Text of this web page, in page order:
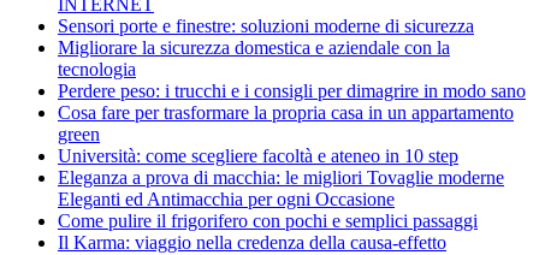
INTERNET
Sensori porte e finestre: soluzioni moderne di sicurezza
Migliorare la sicurezza domestica e aziendale con la
tecnologia
Perdere peso: i trucchi e i consigli per dimagrire in modo sano
Cosa fare per trasformare la propria casa in un appartamento
green
Università: come scegliere facoltà e ateneo in 10 step
Eleganza a prova di macchia: le migliori Tovaglie moderne
Eleganti ed Antimacchia per ogni Occasione
Come pulire il frigorifero con pochi e semplici passaggi
Il Karma: viaggio nella credenza della causa-effetto